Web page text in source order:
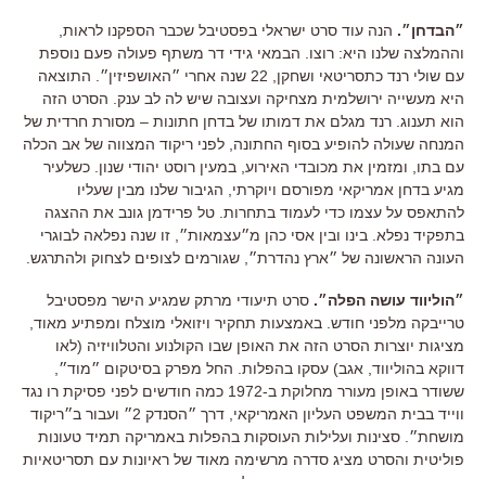
״הבדחן״. הנה עוד סרט ישראלי בפסטיבל שכבר הספקנו לראות
וההמלצה שלנו היא: רוצו
הבמאי גידי דר משתף פעולה פעם נוספת
עם שולי רנד כתסריטאי ושחקן
שנה אחרי ״האושפיזין״
התוצאה
היא מעשייה ירושלמית מצחיקה ועצובה שיש לה לב ענק הסרט הזה
הוא תענוג רנד מגלם את דמותו של בדחן חתונות – מסורת חרדית של
המנחה שעולה להופיע בסוף החתונה לפני ריקוד המצווה של אב הכלה
עם בתו
ומזמין את מכובדי האירוע במעין רוסט יהודי שנון כשלעיר
מגיע בדחן אמריקאי מפורסם ויוקרתי
הגיבור שלנו מבין שעליו
להתאפס על עצמו כדי לעמוד בתחרות טל פרידמן גונב את ההצגה
בתפקיד נפלא בינו ובין אסי כהן מ״עצמאות״ זו שנה נפלאה לבוגרי
העונה הראשונה של ״ארץ נהדרת״ שגורמים לצופים לצחוק ולהתרגש
״הוליווד עושה הפלה״. סרט תיעודי מרתק שמגיע הישר מפסטיבל
טרייבקה מלפני חודש באמצעות תחקיר ויזואלי מוצלח ומפתיע מאוד
מציגות יוצרות הסרט הזה את האופן שבו הקולנוע והטלוויזיה (לאו
דווקא בהוליווד אגב) עסקו בהפלות החל מפרק בסיטקום ״מוד״
ששודר באופן מעורר מחלוקת ב-1972 כמה חודשים לפני פסיקת רו נגד
ווייד בבית המשפט העליון האמריקאי דרך ״הסנדק 2״ ועבור ב״ריקוד
מושחת״ סצינות ועלילות העוסקות בהפלות באמריקה תמיד טעונות
פוליטית והסרט מציג סדרה מרשימה מאוד של ראיונות עם תסריטאיות